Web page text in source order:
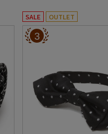
SALE OUTLET
3